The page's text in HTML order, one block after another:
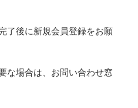
了後に新規会員登録をお願
な場合は、お問い合わせ窓